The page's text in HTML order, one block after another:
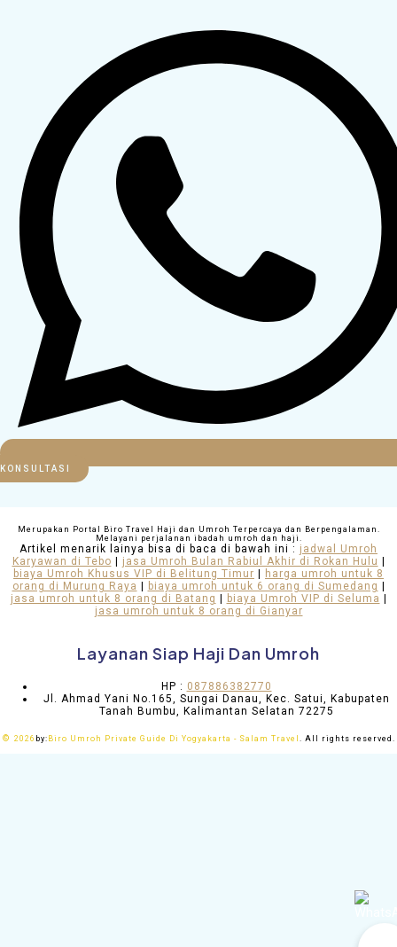
KONSULTASI
Merupakan Portal Biro Travel Haji dan Umroh Terpercaya dan Berpengalaman.
Melayani perjalanan ibadah umroh dan haji.
Artikel menarik lainya bisa di baca di bawah ini : jadwal Umroh
Karyawan di Tebo | jasa Umroh Bulan Rabiul Akhir di Rokan Hulu |
biaya Umroh Khusus VIP di Belitung Timur | harga umroh untuk 8
orang di Murung Raya | biaya umroh untuk 6 orang di Sumedang |
jasa umroh untuk 8 orang di Batang | biaya Umroh VIP di Seluma |
jasa umroh untuk 8 orang di Gianyar
Layanan Siap Haji Dan Umroh
HP : 087886382770
Jl. Ahmad Yani No.165, Sungai Danau, Kec. Satui, Kabupaten
Tanah Bumbu, Kalimantan Selatan 72275
© 2026 by: Biro Umroh Private Guide Di Yogyakarta - Salam Travel . All rights reserved.